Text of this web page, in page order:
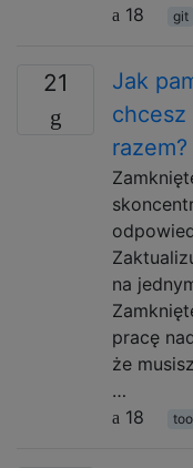
18
git
21
Jak
na
pracę
że
…
18